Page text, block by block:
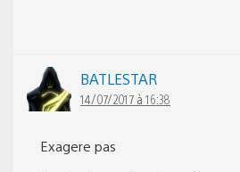
BATLESTAR
14/07/2017 à 16:38
Exagere pas